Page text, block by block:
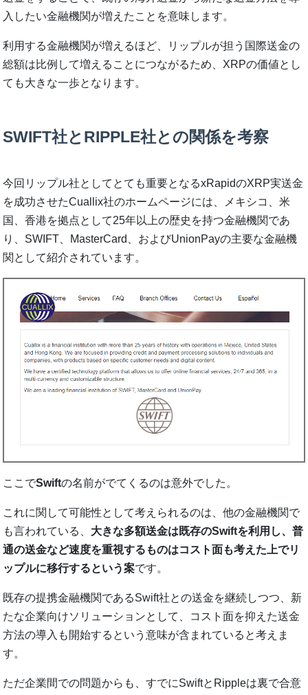
入したい金融機関が増えたことを意味します。
利用する金融機関が増えるほど、リップルが担う国際送金の
総額は比例して増えることにつながるため、XRPの価値とし
ても大きな一歩となります。
SWIFT社とRIPPLE社との関係を考察
今回リップル社としてとても重要となるxRapidのXRP実送金
を成功させたCuallix社のホームページには、メキシコ、米
国、香港を拠点として25年以上の歴史を持つ金融機関であ
り、SWIFT、MasterCard、およびUnionPayの主要な金融機
関として紹介されています。
ここでSwiftの名前がでてくるのは意外でした。
これに関して可能性として考えられるのは、他の金融機関で
も言われている、 大きな多額送金は既存のSwiftを利用し、普
通の送金など速度を重視するものはコスト面も考えた上でリ
ップルに移行するという案です。
既存の提携金融機関であるSwift社との送金を継続しつつ、新
たな企業向けソリューションとして、コスト面を抑えた送金
方法の導入も開始するという意味が含まれていると考えま
す。
ただ企業間での問題からも、すでにSwiftとRippleは裏で合意